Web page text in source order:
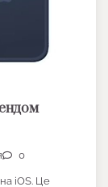
0
iOS. Це